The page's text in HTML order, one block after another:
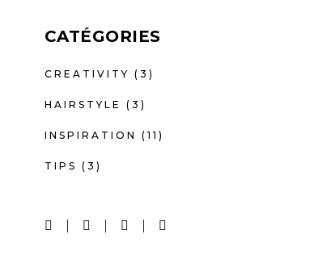
CATÉGORIES
CREATIVITY (3)
HAIRSTYLE (3)
INSPIRATION (11)
TIPS (3)